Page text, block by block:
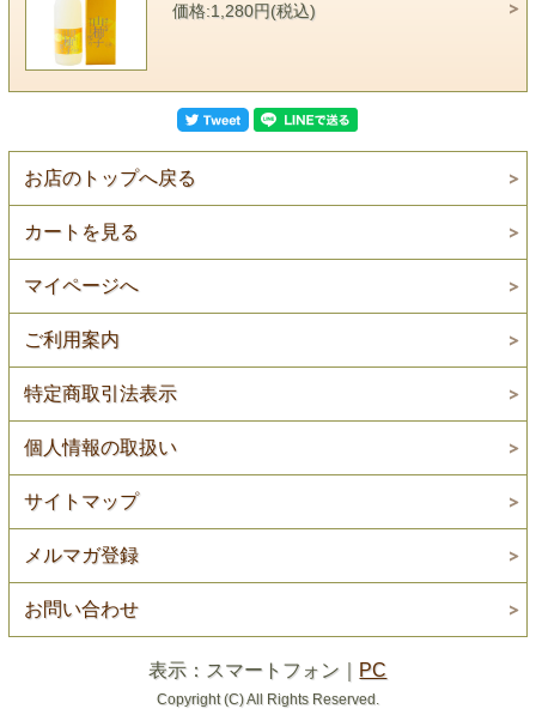
価格:1,280円(税込)
お店のトップへ戻る
カートを見る
マイページへ
ご利用案内
特定商取引法表示
個人情報の取扱い
サイトマップ
メルマガ登録
お問い合わせ
表示：スマートフォン｜ PC
Copyright (C) All Rights Reserved.